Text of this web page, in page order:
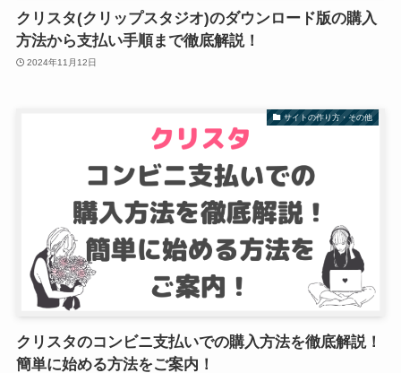
クリスタ(クリップスタジオ)のダウンロード版の購入
方法から支払い手順まで徹底解説！
2024年11月12日
サイトの作り方・その他
クリスタのコンビニ支払いでの購入方法を徹底解説！
簡単に始める方法をご案内！